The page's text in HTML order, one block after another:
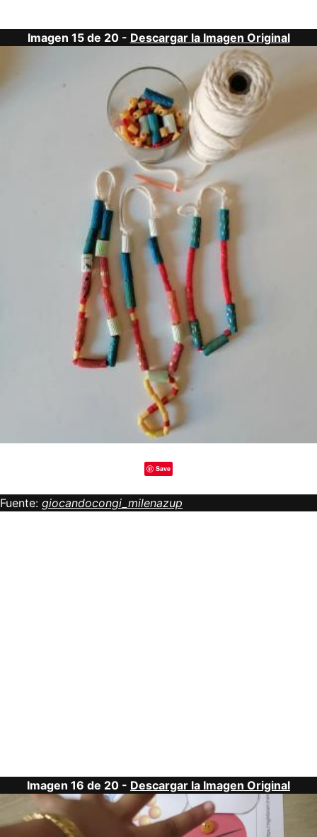
Imagen 15 de 20 - Descargar la Imagen Original
Save
Fuente: giocandocongi_milenazup
Imagen 16 de 20 - Descargar la Imagen Original